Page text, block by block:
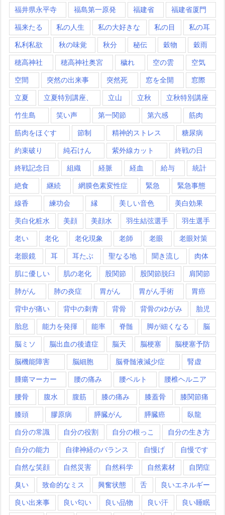
福井県永平寺 福島第一原発 福建省 福建省厦門
福来たる 私の人生 私の大好きな 私の目 私の耳
私利私欲 秋の味覚 秋分 秘伝 穀物 穀雨
穂高神社 穂高神社奥宮 穢れ 空の雲 空気
空間 突然の出来事 突然死 窓を全開 窓際
立夏 立夏特別講座、 立山 立秋 立秋特別講座
竹生島 笑い声 第一関節 第六感 筋肉
筋肉をほぐす 節制 精神的ストレス 糖尿病
約束破り 純石けん 紫外線カット 終戦の日
終戦記念日 組織 経脈 経血 給与 統計
絶食 継続 網膜色素変性症 緊急 緊急事態
線香 練功会 縁 美しい音色 美白効果
美白化粧水 美顔 美顔水 羽生結弦選手 羽生選手
老い 老化 老化現象 老師 老眼 老眼対策
老眼鏡 耳 耳たぶ 聖なる地 聞き流し 肉体
肌に優しい 肌の老化 股関節 股関節脱臼 肩関節
肺がん 肺の炎症 胃がん 胃がん手術 胃癌
背中が痛い 背中の刺青 背骨 背骨のゆがみ 胎児
胎息 能力を発揮 能率 脊髄 脚が細くなる 脳
脳ミソ 脳出血の後遺症 脳天 脳梗塞 脳梗塞予防
脳機能障害 脳細胞 脳脊髄液減少症 腎虚
腫瘍マーカー 腰の痛み 腰ベルト 腰椎ヘルニア
腰骨 腹水 腹筋 膝の痛み 膝蓋骨 膝関節痛
膝頭 膠原病 膵臓がん 膵臓癌 臥龍
自分の常識 自分の役割 自分の根っこ 自分の生き方
自分の能力 自律神経のバランス 自慢げ 自慢です
自然な笑顔 自然災害 自然科学 自然素材 自閉症
臭い 致命的なミス 興奮状態 舌 良いエネルギー
良い出来事 良い匂い 良い品物 良い汗 良い睡眠